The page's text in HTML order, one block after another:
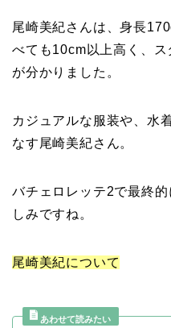
尾崎美紀さんは、身長
べても10cm以上高く、
が分かりました。
カジュアルな服装や、水
なす尾崎美紀さん。
バチェロレッテ2で最終
しみですね。
尾崎美紀について